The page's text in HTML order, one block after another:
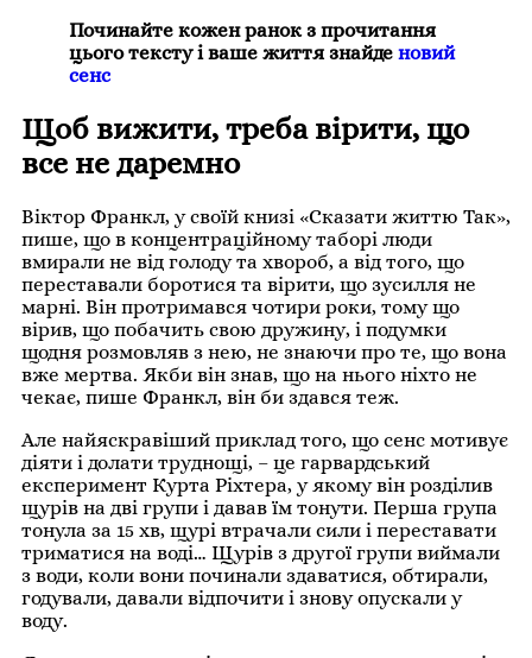
Починайте кожен ранок з прочитання
цього тексту і ваше життя знайде новий
сенс
Щоб вижити, треба вірити, що
все не даремно
Віктор Франкл, у своїй книзі «Сказати життю Так»,
пише, що в концентраційному таборі люди
вмирали не від голоду та хвороб, а від того, що
переставали боротися та вірити, що зусилля не
марні. Він протримався чотири роки, тому що
вірив, що побачить свою дружину, і подумки
щодня розмовляв з нею, не знаючи про те, що вона
вже мертва. Якби він знав, що на нього ніхто не
чекає, пише Франкл, він би здався теж.
Але найяскравіший приклад того, що сенс мотивує
діяти і долати труднощі, – це гарвардський
експеримент Курта Ріхтера, у якому він розділив
щурів на дві групи і давав їм тонути. Перша група
тонула за 15 хв, щурі втрачали сили і переставати
триматися на воді… Щурів з другої групи виймали
з води, коли вони починали здаватися, обтирали,
годували, давали відпочити і знову опускали у
воду.